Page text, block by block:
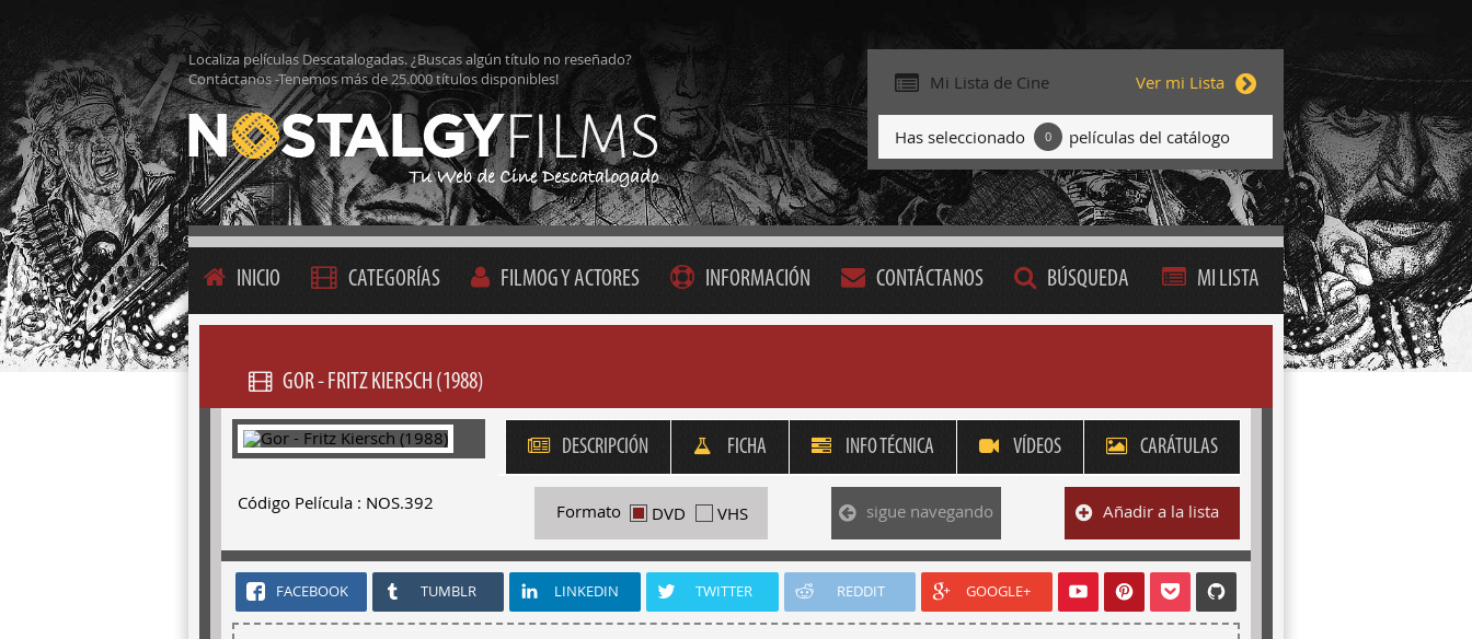
Localiza películas Descatalogadas. ¿Buscas algún título no reseñado?
Contáctanos -Tenemos más de 25.000 títulos disponibles!
Mi Lista de Cine Ver mi Lista
Has seleccionado 0 películas del catálogo
INICIO CATEGORÍAS FILMOG Y ACTORES INFORMACIÓN CONTÁCTANOS BÚSQUEDA MI LISTA
GOR - FRITZ KIERSCH (1988)
DESCRIPCIÓN FICHA INFO TÉCNICA VÍDEOS CARÁTULAS
Código Película : NOS.392 Formato DVD VHS sigue navegando Añadir a la lista
FACEBOOK TUMBLR LINKEDIN TWITTER REDDIT GOOGLE+